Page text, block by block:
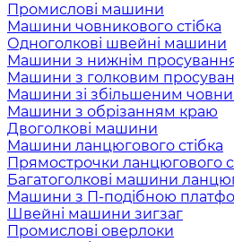
Промислові машини
Машини човникового стібка
Одноголкові швейні машини
Машини з нижнім
Машини з голковим
Машини зі збільшеним
Машини з обрізанням краю
Двоголкові машини
Машини ланцюгового стібка
Прямострочки ланцюгового
Багатоголкові машини
Машини з П-подібною
Швейні машини зигзаг
Промислові оверлоки